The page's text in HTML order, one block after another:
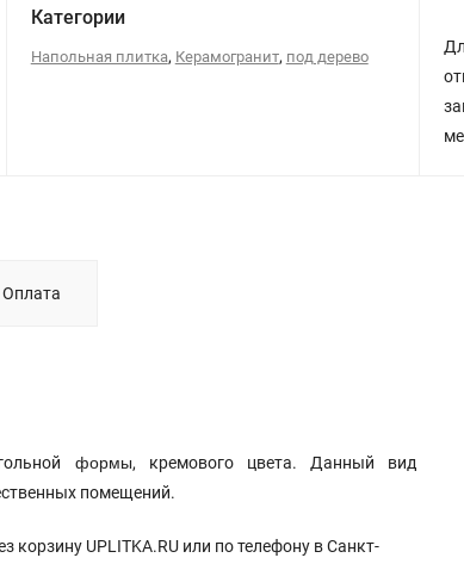
Категории
Напольная плитка, Керамогранит, под дерево
Оплата
формы, кремового цвета. Данный вид
помещений.
корзину UPLITKA.RU или по телефону в Санкт-